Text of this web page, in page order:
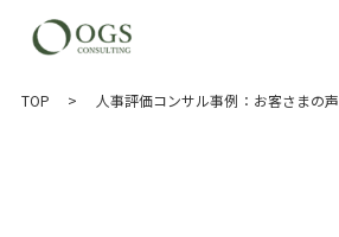
TOP > 人事評価コンサル事例：お客さまの声